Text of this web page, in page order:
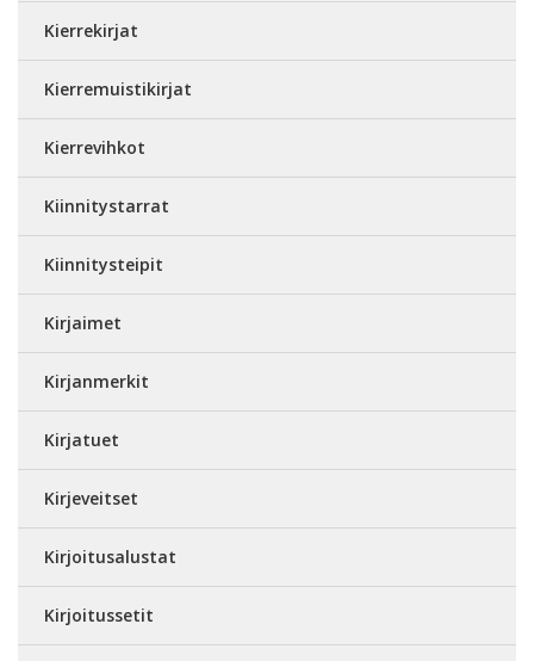
Kierrekirjat
Kierremuistikirjat
Kierrevihkot
Kiinnitystarrat
Kiinnitysteipit
Kirjaimet
Kirjanmerkit
Kirjatuet
Kirjeveitset
Kirjoitusalustat
Kirjoitussetit